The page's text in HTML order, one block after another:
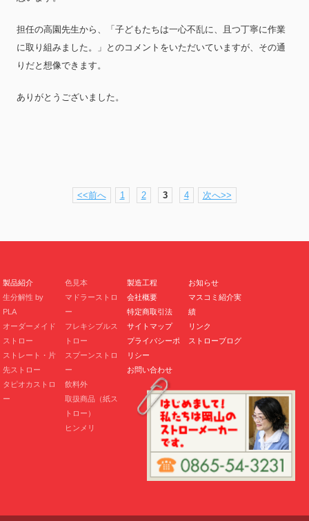
担任の高園先生から、「子どもたちは一心不乱に、且つ丁寧に作業
に取り組みました。」とのコメントをいただいていますが、その通
りだと想像できます。
ありがとうございました。
<<前へ 1 2 3 4 次へ>>
製品紹介
生分解性 by
PLA
オーダーメイド
ストロー
ストレート・片
先ストロー
タピオカストロ
ー
色見本
マドラーストロ
ー
フレキシブルス
トロー
スプーンストロ
ー
飲料外
取扱商品（紙ス
トロー）
ヒンメリ
製造工程
会社概要
特定商取引法
サイトマップ
プライバシーポ
リシー
お問い合わせ
お知らせ
マスコミ紹介実
績
リンク
ストローブログ